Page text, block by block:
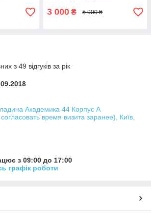
3 000 ₴ 5 000 ₴
з 49 відгуків за рік
Академика 44 Корпус А
время визита заранее), Київ,
з 09:00 до 17:00
графік роботи